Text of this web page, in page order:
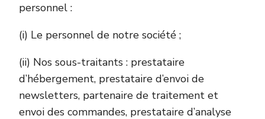
personnel :
(i) Le personnel de notre société ;
(ii) Nos sous-traitants : prestataire
d’hébergement, prestataire d’envoi de
newsletters, partenaire de traitement et
envoi des commandes, prestataire d’analyse